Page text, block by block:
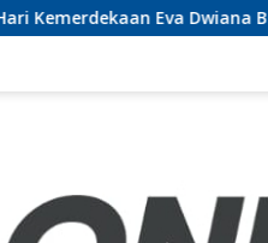
Bagikan 10 Ribu